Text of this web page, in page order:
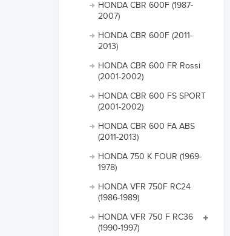
HONDA CBR 600F (1987-
2007)
HONDA CBR 600F (2011-
2013)
HONDA CBR 600 FR Rossi
(2001-2002)
HONDA CBR 600 FS SPORT
(2001-2002)
HONDA CBR 600 FA ABS
(2011-2013)
HONDA 750 K FOUR (1969-
1978)
HONDA VFR 750F RC24
(1986-1989)
HONDA VFR 750 F RC36
(1990-1997)